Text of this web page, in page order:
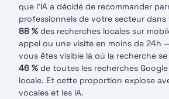
que l’IA a décidé de recommander
professionnels de votre secteur dans
88 % des recherches locales sur
appel ou une visite en moins de 24h
vous êtes visible là où la recherche
46 % de toutes les recherches
locale. Et cette proportion explose
vocales et les IA.